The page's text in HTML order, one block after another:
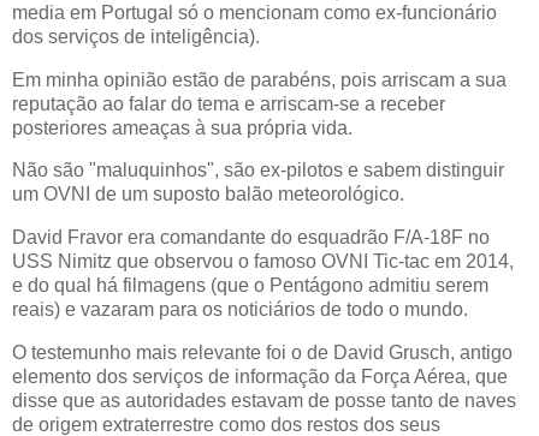
media em Portugal só o mencionam como ex-funcionário
dos serviços de inteligência).
Em minha opinião estão de parabéns, pois arriscam a sua
reputação ao falar do tema e arriscam-se a receber
posteriores ameaças à sua própria vida.
Não são "maluquinhos", são ex-pilotos e sabem distinguir
um OVNI de um suposto balão meteorológico.
David Fravor era comandante do esquadrão F/A-18F no
USS Nimitz que observou o famoso OVNI Tic-tac em 2014,
e do qual há filmagens (que o Pentágono admitiu serem
reais) e vazaram para os noticiários de todo o mundo.
O testemunho mais relevante foi o de David Grusch, antigo
elemento dos serviços de informação da Força Aérea, que
disse que as autoridades estavam de posse tanto de naves
de origem extraterrestre como dos restos dos seus